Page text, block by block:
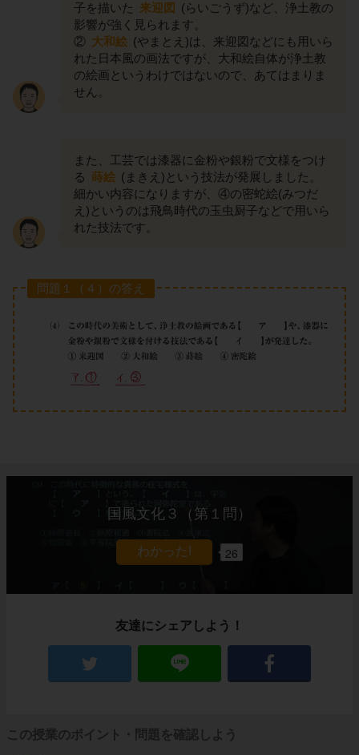
子を描いた 来迎図
(らいごうず)など、浄土教の
影響が強く見られます。
② 大和絵 (やまとえ)は、来迎図などにも用いら
れた日本風の画法ですが、大和絵自体が浄土教
の絵画というわけではないので、あてはまりま
せん。
また、工芸では漆器に金粉や銀粉で文様をつけ
る 蒔絵 (まきえ)という技法が発展しました。
細かい内容になりますが、④の密蛇絵(みつだ
え)というのは飛鳥時代の玉虫厨子などで用いら
れた技法です。
問題１（４）の答え
国風文化３（第１問）
26
友達にシェアしよう！
この授業のポイント・問題を確認しよう